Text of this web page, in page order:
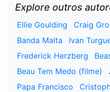
Explore outros
Ellie Goulding Craig
Banda Malta
Ivan
Frederick Herzberg
Beau Tem Medo (filme)
Papa Francisco